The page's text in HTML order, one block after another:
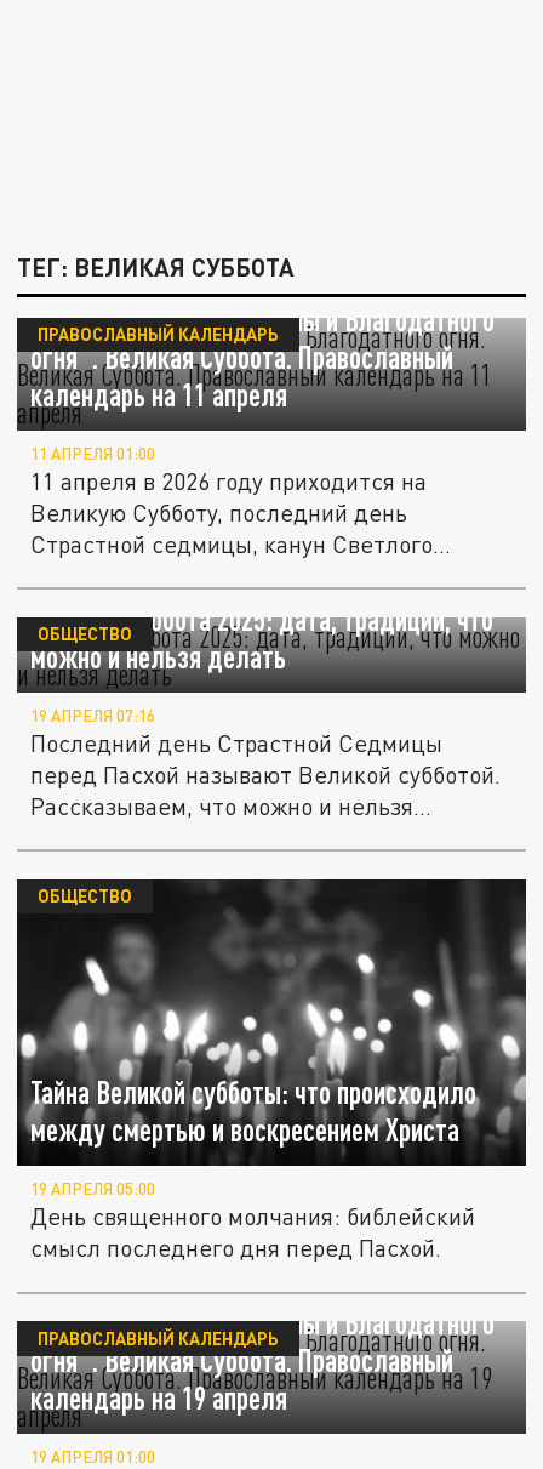
ТЕГ: ВЕЛИКАЯ СУББОТА
"День Вселенской тишины и Благодатного
огня". Великая Суббота. Православный
календарь на 11 апреля
ПРАВОСЛАВНЫЙ КАЛЕНДАРЬ
11 АПРЕЛЯ 01:00
11 апреля в 2026 году приходится на
Великую Субботу, последний день
Страстной седмицы, канун Светлого
Великая суббота 2025: дата, традиции, что
можно и нельзя делать
ОБЩЕСТВО
19 АПРЕЛЯ 07:16
Последний день Страстной Седмицы
перед Пасхой называют Великой субботой.
Рассказываем, что можно и нельзя...
Тайна Великой субботы: что происходило
между смертью и воскресением Христа
ОБЩЕСТВО
19 АПРЕЛЯ 05:00
День священного молчания: библейский
смысл последнего дня перед Пасхой.
"День Вселенской тишины и Благодатного
огня". Великая Суббота. Православный
календарь на 19 апреля
ПРАВОСЛАВНЫЙ КАЛЕНДАРЬ
19 АПРЕЛЯ 01:00